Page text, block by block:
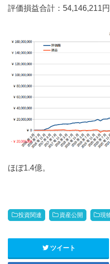
評価損益合計：54,146,211
ほぼ1.4億。
投資関連 資産公開 現
ツイート